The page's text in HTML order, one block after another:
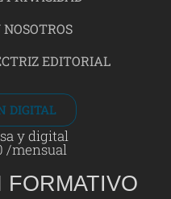
EDITORIAL
DIGITAL
y digital
/mensual
FORMATIVO